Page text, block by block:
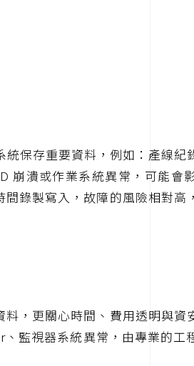
保存重要資料，例如：產線紀
崩潰或作業系統異常，可能會
錄製寫入，故障的風險相對高
，更關心時間、費用透明與資
監視器系統異常，由專業的工